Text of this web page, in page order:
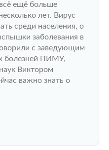
ещё больше
лет. Вирус
среди населения, о
заболевания в
с заведующим
болезней ПИМУ,
Виктором
важно знать о